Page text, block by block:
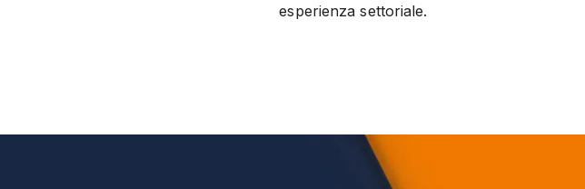
esperienza settoriale.